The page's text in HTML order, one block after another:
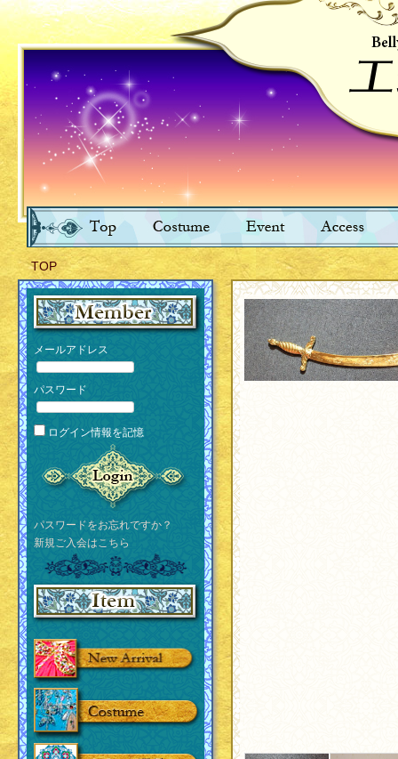
TOP
メールアドレス
パスワード
ログイン情報を記憶
パスワードをお忘れですか？
新規ご入会はこちら